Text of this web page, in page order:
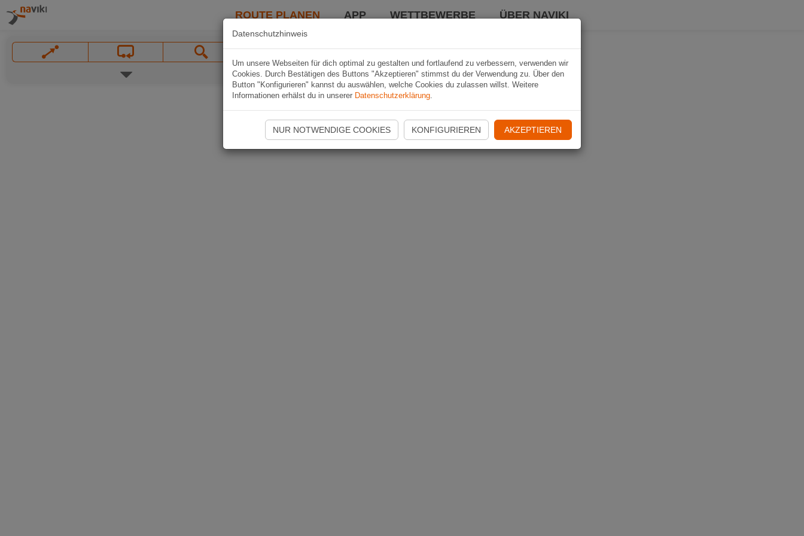
ROUTE PLANEN APP WETTBEWERBE ÜBER NAVIKI
Datenschutzhinweis
Um unsere Webseiten für dich optimal zu gestalten und fortlaufend zu verbessern, verwenden wir
Cookies. Durch Bestätigen des Buttons "Akzeptieren" stimmst du der Verwendung zu. Über den
Button "Konfigurieren" kannst du auswählen, welche Cookies du zulassen willst. Weitere
Informationen erhälst du in unserer Datenschutzerklärung.
NUR NOTWENDIGE COOKIES KONFIGURIEREN AKZEPTIEREN